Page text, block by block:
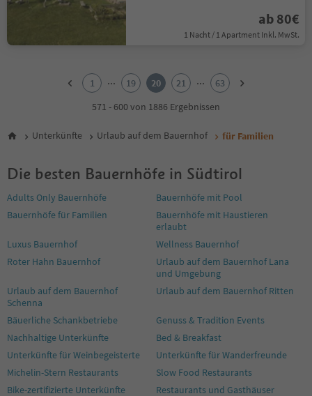
ab 80€
1 Nacht / 1 Apartment Inkl. MwSt.
6
9
11
12
14
15
17
18
19
20
21
22
23
24
1 ... 19 20 21 ...
63
571 - 600 von 1886 Ergebnissen
Unterkünfte Urlaub auf dem Bauernhof für Familien
Die besten Bauernhöfe in Südtirol
Adults Only Bauernhöfe
Bauernhöfe mit Pool
Bauernhöfe für Familien
Bauernhöfe mit Haustieren
erlaubt
Luxus Bauernhof
Wellness Bauernhof
Roter Hahn Bauernhof
Urlaub auf dem Bauernhof Lana
und Umgebung
Urlaub auf dem Bauernhof
Schenna
Urlaub auf dem Bauernhof Ritten
Bäuerliche Schankbetriebe
Genuss & Tradition Events
Nachhaltige Unterkünfte
Bed & Breakfast
Unterkünfte für Weinbegeisterte
Unterkünfte für Wanderfreunde
Michelin-Stern Restaurants
Slow Food Restaurants
Bike-zertifizierte Unterkünfte
Restaurants und Gasthäuser